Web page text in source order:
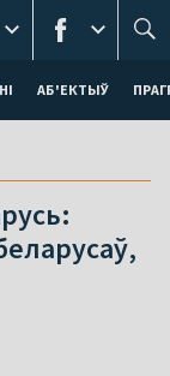
АБ'ЕКТЫЎ